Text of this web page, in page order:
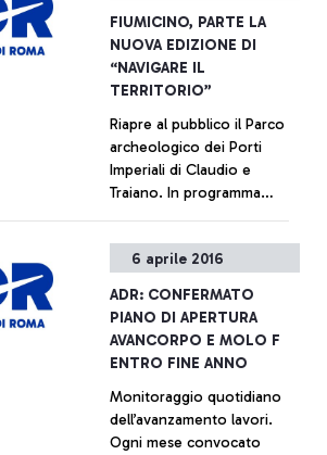
Telepass dal 2008.
fondamentale ruolo svolto
fino alla sua fusione con
Atlantia avvenuta nel 2013,
in cui la sua figura è stata di
riferimento per l'azienda. Il
suo grande impegno e
professionalità hanno
permesso il superamento
delle tante difficoltà e dei
nodi irrisolti accumulati per
anni e l'avvio dell'ambizioso
programma di investimenti
finalmente allineare
l'aeroporto di Fiumicino ai
migliori standard europei e
FIUMICINO, PARTE LA
NUOVA EDIZIONE DI
“NAVIGARE IL
TERRITORIO”
Riapre al pubblico il Parco
archeologico dei Porti
Imperiali di Claudio e
Traiano. In programma
Leonardo da Vinci.
+ Approfondisci
6 aprile 2016
ADR: CONFERMATO
PIANO DI APERTURA
AVANCORPO E MOLO F
ENTRO FINE ANNO
Monitoraggio quotidiano
dell’avanzamento lavori.
Ogni mese convocato